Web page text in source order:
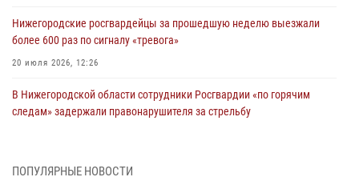
Нижегородские росгвардейцы за прошедшую неделю выезжали
более 600 раз по сигналу «тревога»
20 июля 2026, 12:26
В Нижегородской области сотрудники Росгвардии «по горячим
следам» задержали правонарушителя за стрельбу
В Нижегородской области продолжаются мероприятия в рамках
ПОПУЛЯРНЫЕ НОВОСТИ